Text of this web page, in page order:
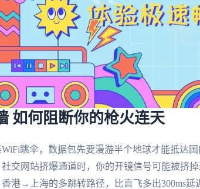
如何阻断你的枪火连天
跳伞，数据包先要漫游半个地球才能抵达
交网站挤爆通道时，你的开镜信号可能被挤
港→上海的多跳转路径，比直飞多出300ms延